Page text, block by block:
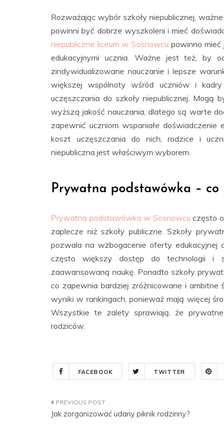
Rozważając wybór szkoły niepublicznej,
powinni być dobrze wyszkoleni i mieć
niepubliczne liceum w Sosnowcu powinno mieć
edukacyjnymi ucznia. Ważne jest też, by
zindywidualizowane nauczanie i lepsze
większej wspólnoty wśród uczniów i
uczęszczania do szkoły niepublicznej. Mogą
wyższą jakość nauczania, dlatego są warte
zapewnić uczniom wspaniałe doświadczenie
koszt uczęszczania do nich, rodzice i
niepubliczna jest właściwym wyborem.
Prywatna podstawówka –
Prywatna podstawówka w Sosnowcu często
zaplecze niż szkoły publiczne. Szkoły
pozwala na wzbogacenie oferty
często większy dostęp do technologii i
zaawansowaną naukę. Ponadto szkoły
co zapewnia bardziej zróżnicowane i ambitne
wyniki w rankingach, ponieważ mają więcej
Wszystkie te zalety sprawiają, że
rodziców.
FACEBOOK TWITTER
Nawigacja
Jak zorganizować udany piknik rodzinny?